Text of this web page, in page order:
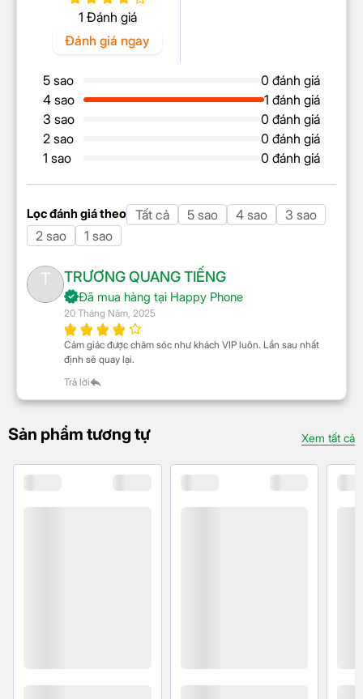
Tính năng đặc biệt
Âm thanh Dolby Atmos
Chạm 2 lần tắt/mở màn hình
Kết nối bàn phím rời
Samsung DeX (Giao diện
tương tự PC)
Không gian thứ hai (Thư mục
bảo mật)
HDR10+
1 Đánh giá
Đánh giá ngay
5 sao
0 đánh giá
4 sao
1 đánh giá
3 sao
0 đánh giá
2 sao
0 đánh giá
1 sao
0 đánh giá
Lọc đánh giá theo Tất cả 5 sao 4 sao
3 sao
2 sao
1 sao
T TRƯƠNG QUANG TIẾNG
Đã mua hàng tại Happy Phone
20 Tháng Năm, 2025
Cảm giác được chăm sóc như khách VIP luôn. Lần sau nhất
định sẽ quay lại.
Trả lời
Sản phẩm tương tự Xem tất cả